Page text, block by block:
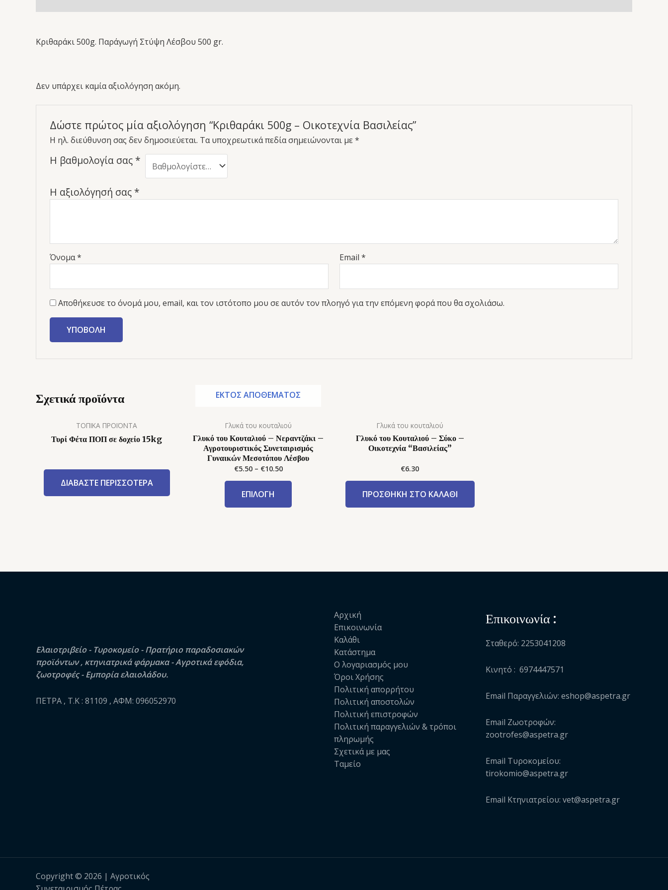
Κριθαράκι 500g. Παράγωγή Στύψη Λέσβου 500 gr.
Δεν υπάρχει καμία αξιολόγηση ακόμη.
Δώστε πρώτος μία αξιολόγηση “Κριθαράκι 500g – Οικοτεχνία Βασιλείας”
Η ηλ. διεύθυνση σας δεν δημοσιεύεται. Τα υποχρεωτικά πεδία σημειώνονται με*
Η βαθμολογία σας *
Η αξιολόγησή σας *
Όνομα* Email*
Αποθήκευσε το όνομά μου, email, και τον ιστότοπο μου σε αυτόν τον πλοηγό για την επόμενη φορά που θα σχολιάσω.
Σχετικά προϊόντα
ΤΟΠΙΚΑ ΠΡΟΪΟΝΤΑ
Τυρί Φέτα ΠΟΠ σε δοχείο 15kg
ΔΙΑΒΆΣΤΕ ΠΕΡΙΣΣΌΤΕΡΑ
ΕΚΤΌΣ ΑΠΟΘΈΜΑΤΟΣ
Γλυκά του κουταλιού
Γλυκό του Κουταλιού – Νεραντζάκι –
Αγροτουριστικός Συνεταιρισμός
Γυναικών Μεσοτόπου Λέσβου
€5.50– €10.50
ΕΠΙΛΟΓΉ
Γλυκά του κουταλιού
Γλυκό του Κουταλιού – Σύκο –
Οικοτεχνία “Βασιλείας”
€6.30
ΠΡΟΣΘΉΚΗ ΣΤΟ ΚΑΛΆΘΙ
Ελαιοτριβείο - Τυροκομείο - Πρατήριο παραδοσιακών
προϊόντων , κτηνιατρικά φάρμακα - Αγροτικά εφόδια,
ζωοτροφές - Εμπορία ελαιολάδου.
ΠΕΤΡΑ , Τ.Κ : 81109 , ΑΦΜ: 096052970
Αρχική
Επικοινωνία
Καλάθι
Κατάστημα
Ο λογαριασμός μου
Όροι Χρήσης
Πολιτική απορρήτου
Πολιτική αποστολών
Πολιτική επιστροφών
Πολιτική παραγγελιών & τρόποι
πληρωμής
Σχετικά με μας
Ταμείο
Επικοινωνία :
Σταθερό: 2253041208
Κινητό : 6974447571
Email Παραγγελιών: eshop@aspetra.gr
Email Ζωοτροφών:
zootrofes@aspetra.gr
Email Τυροκομείου:
tirokomio@aspetra.gr
Email Κτηνιατρείου: vet@aspetra.gr
Copyright © 2026 | Αγροτικός